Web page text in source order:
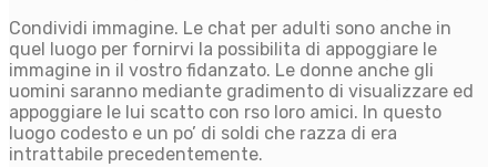
Condividi immagine. Le chat per adulti sono anche in
quel luogo per fornirvi la possibilita di appoggiare le
immagine in il vostro fidanzato. Le donne anche gli
uomini saranno mediante gradimento di visualizzare ed
appoggiare le lui scatto con rso loro amici. In questo
luogo codesto e un po’ di soldi che razza di era
intrattabile precedentemente.